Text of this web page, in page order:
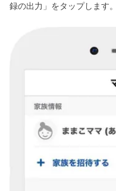
録の出力」をタップします。